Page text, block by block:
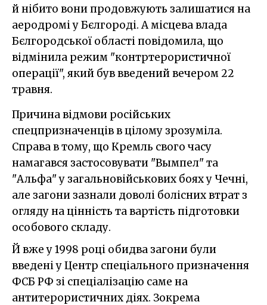
й нібито вони продовжують залишатися на
аеродромі у Бєлгороді. А місцева влада
Бєлгородської області повідомила, що
відмінила режим "контртерористичної
операції", який був введений вечером 22
травня.
Причина відмови російських
спецпризначенців в цілому зрозуміла.
Справа в тому, що Кремль свого часу
намагався застосовувати "Вымпел" та
"Альфа" у загальновійськових боях у Чечні,
але загони зазнали доволі болісних втрат з
огляду на цінність та вартість підготовки
особового складу.
Й вже у 1998 році обидва загони були
введені у Центр спеціального призначення
ФСБ РФ зі спеціалізацію саме на
антитерористичних діях. Зокрема